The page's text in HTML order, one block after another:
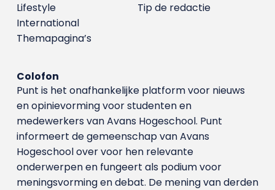
Tip de redactie
Lifestyle
International
Themapagina’s
Colofon
Punt is het onafhankelijke platform voor nieuws
en opinievorming voor studenten en
medewerkers van Avans Hoge­school. Punt
informeert de gemeenschap van Avans
Hogeschool over voor hen relevante
onderwerpen en fungeert als podium voor
meningsvorming en debat. De mening van derden